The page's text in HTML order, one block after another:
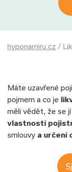
Přihlásit
hyponamiru.cz /
Máte uzavřené
pojmem a co je
měli vědět, že se
vlastností
smlouvy a určení